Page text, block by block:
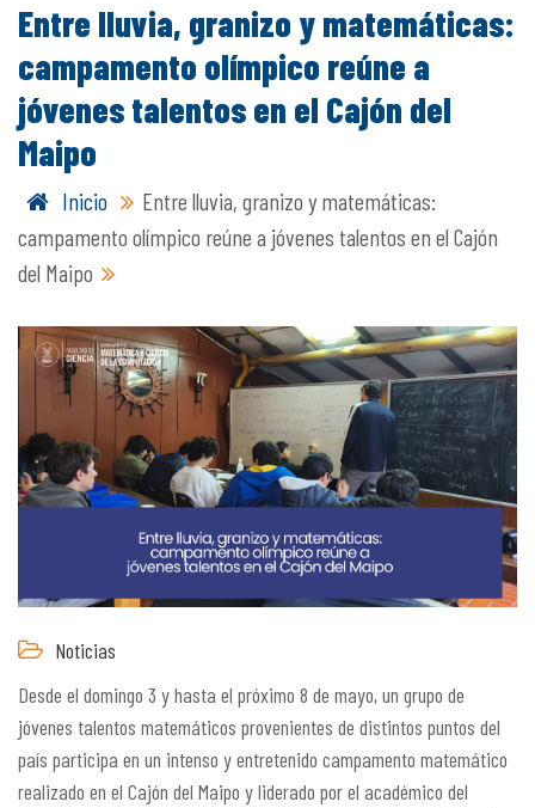
Entre lluvia, granizo y matemáticas:
campamento olímpico reúne a
jóvenes talentos en el Cajón del
Maipo
Inicio
Entre lluvia, granizo y matemáticas:
campamento olímpico reúne a jóvenes talentos en el Cajón
del Maipo
Noticias
Desde el domingo 3 y hasta el próximo 8 de mayo, un grupo de
jóvenes talentos matemáticos provenientes de distintos puntos del
país participa en un intenso y entretenido campamento matemático
realizado en el Cajón del Maipo y liderado por el académico del